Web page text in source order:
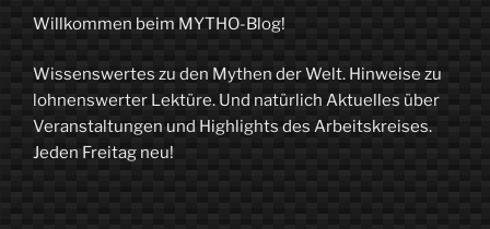
Digital:
Hoffnung
und
Angst
Willkommen beim MYTHO-Blog!
Wissenswertes zu den Mythen der Welt. Hinweise zu
lohnenswerter Lektüre. Und natürlich Aktuelles über
Veranstaltungen und Highlights des Arbeitskreises.
Jeden Freitag neu!